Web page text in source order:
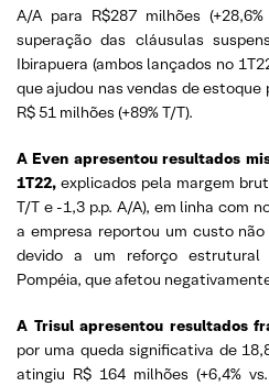
A/A para R$287 milhões
superação das cláusulas
Ibirapuera (ambos lançados no
que ajudou nas vendas de
R$ 51 milhões (+89% T/T).
A Even apresentou resultados
1T22,explicados pela margem
T/T e -1,3 p.p. A/A), em linha com
a empresa reportou um custo
devido a um reforço estrutural
Pompéia, que afetou
A Trisul apresentou resultados
por uma queda significativa de
atingiu R$ 164 milhões (+6,4%